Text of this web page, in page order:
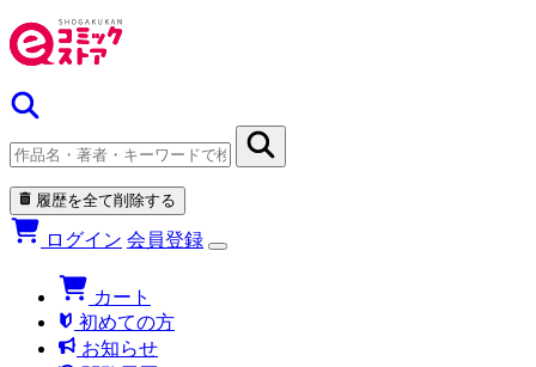
履歴を全て削除する
ログイン 会員登録
カート
初めての方
お知らせ